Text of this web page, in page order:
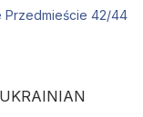
Przedmieście 42/44